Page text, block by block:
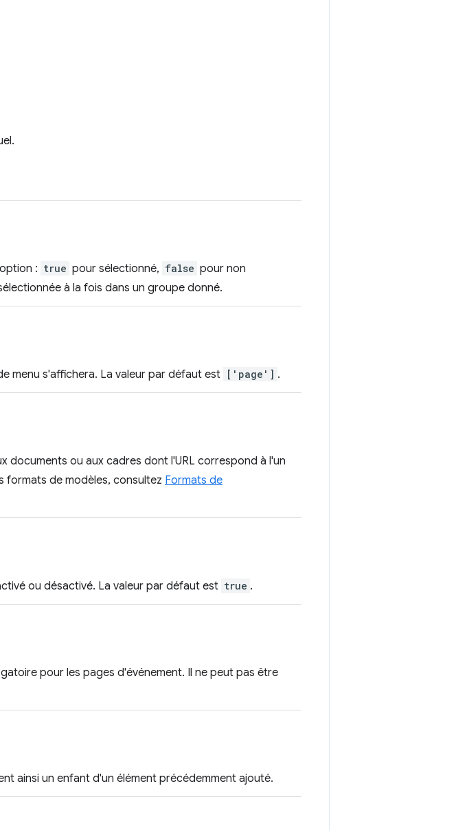
: true pour sélectionné, false pour non
à la fois dans un groupe donné.
menu s'affichera. La valeur par défaut est ['page'] .
documents ou aux cadres dont l'URL correspond à l'un
formats de modèles, consultez Formats de
ou désactivé. La valeur par défaut est true .
pour les pages d'événement. Il ne peut pas être
ainsi un enfant d'un élément précédemment ajouté.